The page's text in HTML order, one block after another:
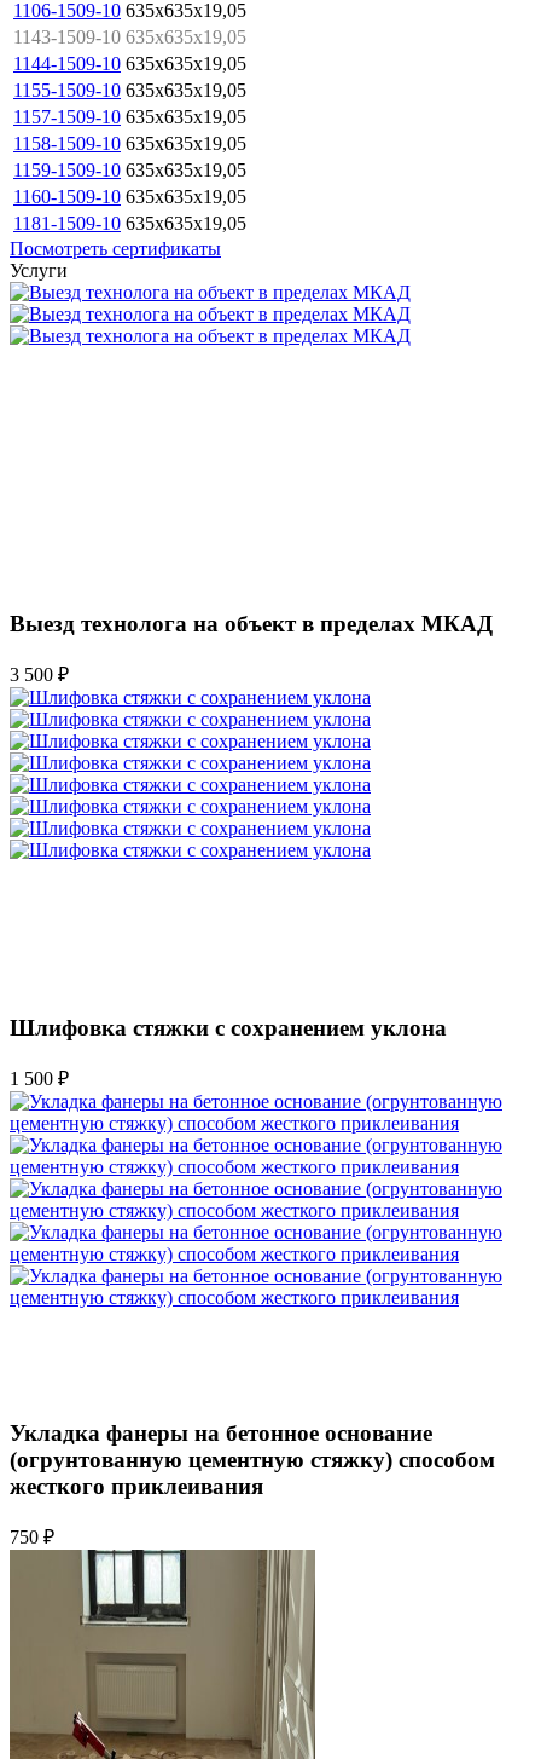
1106-1509-10 635x635x19,05
1143-1509-10 635x635x19,05
1144-1509-10 635x635x19,05
1155-1509-10 635x635x19,05
1157-1509-10 635x635x19,05
1158-1509-10 635x635x19,05
1159-1509-10 635x635x19,05
1160-1509-10 635x635x19,05
1181-1509-10 635x635x19,05
Посмотреть сертификаты
Услуги
Выезд технолога на объект в пределах МКАД
3 500 ₽
Шлифовка стяжки с сохранением уклона
1 500 ₽
Укладка фанеры на бетонное основание
(огрунтованную цементную стяжку) способом
жесткого приклеивания
750 ₽